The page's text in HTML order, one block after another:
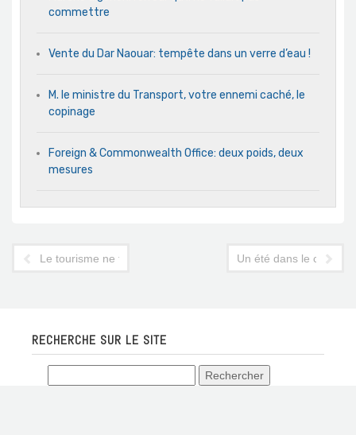
commettre
Vente du Dar Naouar: tempête dans un verre d’eau !
M. le ministre du Transport, votre ennemi caché, le
copinage
Foreign & Commonwealth Office: deux poids, deux
mesures
Le tourisme ne fait pas recette politiquement ?Un été dans le ciel
RECHERCHE SUR LE SITE